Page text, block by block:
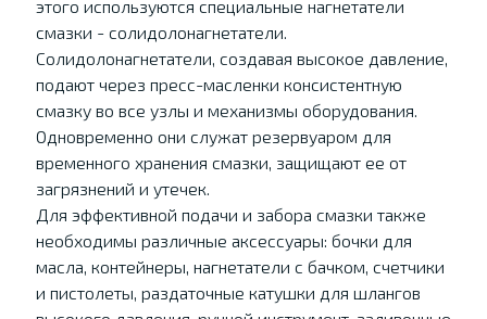
этого используются специальные нагнетатели
смазки - солидолонагнетатели.
Солидолонагнетатели, создавая высокое давление,
подают через пресс-масленки консистентную
смазку во все узлы и механизмы оборудования.
Одновременно они служат резервуаром для
временного хранения смазки, защищают ее от
загрязнений и утечек.
Для эффективной подачи и забора смазки также
необходимы различные аксессуары: бочки для
масла, контейнеры, нагнетатели с бачком, счетчики
и пистолеты, раздаточные катушки для шлангов